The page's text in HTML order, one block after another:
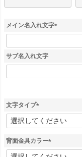
メイン名入れ文字
(
必
)
サブ名入れ文字
文字タイプ
(
必
)
背面金具カラー
(